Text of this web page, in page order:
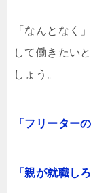
「なんとなく
して働きたい
しょう。
「フリーター
「親が就職し